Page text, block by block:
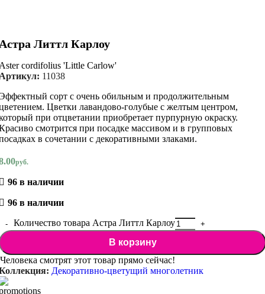
Литтл Карлоу
cordifolius 'Little Carlow'
11038
сорт с очень обильным и продолжительным
Цветки лавандово-голубые с желтым центром,
при отцветании приобретает пурпурную окраску.
смотрится при посадке массивом и в групповых
в сочетании с декоративными злаками.
руб.
96 в наличии
96 в наличии
Количество товара Астра Литтл Карлоу
В корзину
Человека смотрят этот товар прямо сейчас!
Декоративно-цветущий многолетник